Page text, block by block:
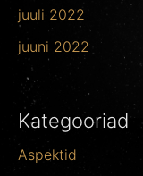
juuli 2022
juuni 2022
Kategooriad
Aspektid